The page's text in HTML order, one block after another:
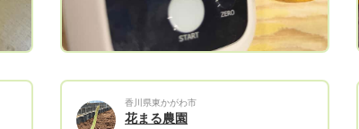
香川県東かがわ市
花まる農園